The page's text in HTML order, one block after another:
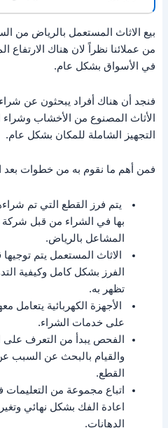
بيع الاثاث المستعمل بالرياض من
من عملائنا نظراً لان هناك الارتفاع
في الأسواق بشكل عام.
فنجد أن هناك أفراد يبحثون عن شراء
الأثاث المصنوع من الأخشاب
التجهيز الشاملة للمكان بشكل عام.
فمن أهم ما نقوم به من خطوات بعد
يتم فرز القطع التي تم
بها في الشراء من قبل شركة
المشاعل بالرياض.
الاثاث المستعمل يتم
الفرز بشكل كامل وكيفية
تظهر به.
الأجهزة الكهربائية يتعامل
على خدمات الشراء.
الفحص يبدأ من التعرف على
والقيام بالبحث عن السبب عن
القطع.
اتباع مجموعة من
اعادة الفك بشكل نهائي
الدهانات.